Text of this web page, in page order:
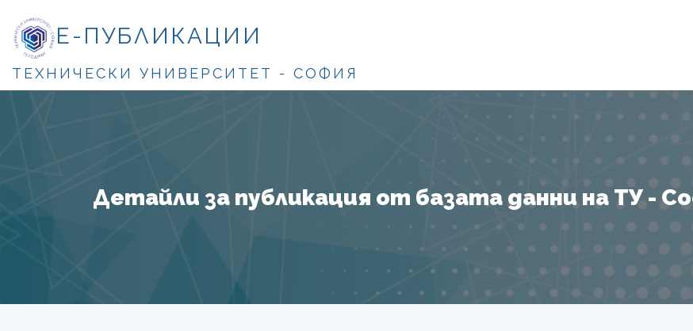
Е-ПУБЛИКАЦИИ
ТЕХНИЧЕСКИ УНИВЕРСИТЕТ - СОФИЯ
Детайли за публикация от базата данни на ТУ -